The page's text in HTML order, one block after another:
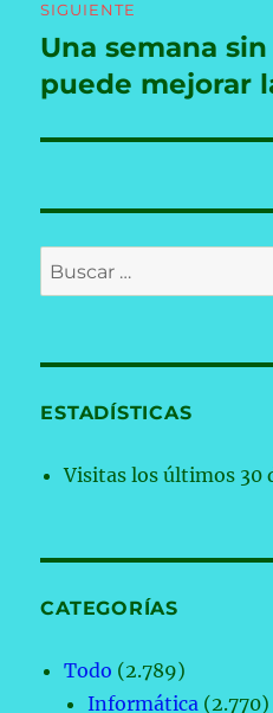
SIGUIENTE
Entrada
siguiente:
Una semana
puede mejorar
Buscar
por:
ESTADÍSTICAS
Visitas los últimos 30
CATEGORÍAS
Todo (2.789)
Informática (2.770)